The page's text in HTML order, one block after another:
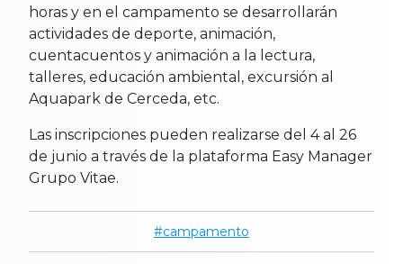
horas y en el campamento se desarrollarán
actividades de deporte, animación,
cuentacuentos y animación a la lectura,
talleres, educación ambiental, excursión al
Aquapark de Cerceda, etc.
Las inscripciones pueden realizarse del 4 al 26
de junio a través de la plataforma Easy Manager
Grupo Vitae.
campamento